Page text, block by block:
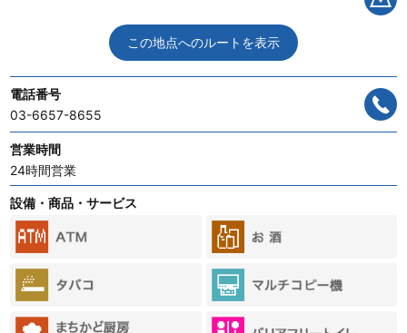
この地点へのルートを表示
電話番号
03-6657-8655
営業時間
24時間営業
設備・商品・サービス